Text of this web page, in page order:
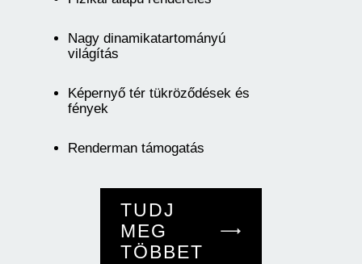
Nagy dinamikatartományú
világítás
Képernyő tér tükröződések és
fények
Renderman támogatás
TUDJ
MEG
TÖBBET